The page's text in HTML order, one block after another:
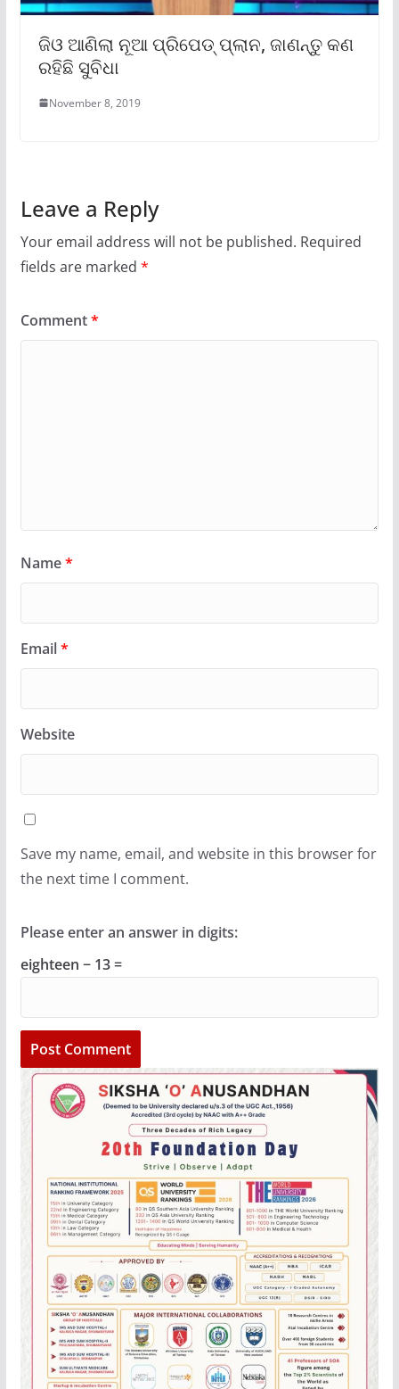
ଜିଓ ଆଣିଲା ନୂଆ ପ୍ରିପେଡ୍ ପ୍ଲାନ, ଜାଣନ୍ତୁ କଣ
ରହିଛି ସୁବିଧା
November 8, 2019
Leave a Reply
Your email address will not be published. Required
fields are marked *
Comment*
Name*
Email*
Website
Save my name, email, and website in this browser for
the next time I comment.
Please enter an answer in digits:
eighteen − 13 =